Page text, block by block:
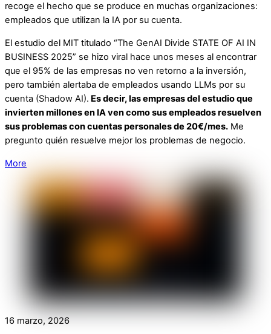
recoge el hecho que se produce en muchas organizaciones:
empleados que utilizan la IA por su cuenta.
El estudio del MIT titulado “The GenAI Divide STATE OF AI IN
BUSINESS 2025” se hizo viral hace unos meses al encontrar
que el 95% de las empresas no ven retorno a la inversión,
pero también alertaba de empleados usando LLMs por su
cuenta (Shadow AI). Es decir, las empresas del estudio que
invierten millones en IA ven como sus empleados resuelven
sus problemas con cuentas personales de 20€/mes. Me
pregunto quién resuelve mejor los problemas de negocio.
More
16 marzo, 2026